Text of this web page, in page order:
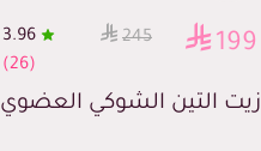
199
245
3.96
(26)
زيت التين الشوكي العضوي